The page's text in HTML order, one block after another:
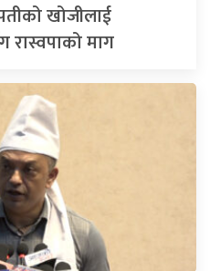
खोजीलाई
रास्वपाको माग